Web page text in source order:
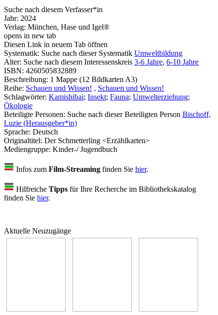
Suche nach diesem Verfasser*in
Jahr: 2024
Verlag: München, Hase und Igel®
opens in new tab
Diesen Link in neuem Tab öffnen
Systematik: Suche nach dieser Systematik Umweltbildung
Alter: Suche nach diesem Interessenskreis 3-6 Jahre, 6-10 Jahre
ISBN: 4260505832889
Beschreibung: 1 Mappe (12 Bildkarten A3)
Reihe: Schauen und Wissen! , Schauen und Wissen!
Schlagwörter: Kamishibai; Insekt; Fauna; Umwelterziehung;
Ökologie
Beteiligte Personen: Suche nach dieser Beteiligten Person Bischoff,
Luzie (Herausgeber*in)
Sprache: Deutsch
Originaltitel: Der Schmetterling <Erzählkarten>
Mediengruppe: Kinder-/ Jugendbuch
Infos zum Film-Streaming finden Sie hier.
Hilfreiche Tipps für Ihre Recherche im Bibliothekskatalog
finden Sie hier.
Aktuelle Neuzugänge